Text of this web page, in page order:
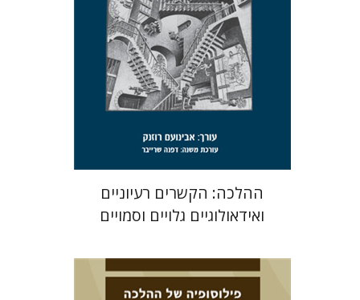
הנחת אתר ספר מודפס
$32
ההלכה: הקשרים רעיוניים
ואידאולוגיים גלויים וסמויים